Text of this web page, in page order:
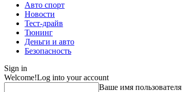
Авто спорт
Новости
Тест-драйв
Тюнинг
Деньги и авто
Безопасность
Sign in
Welcome!Log into your account
Ваше имя пользователя